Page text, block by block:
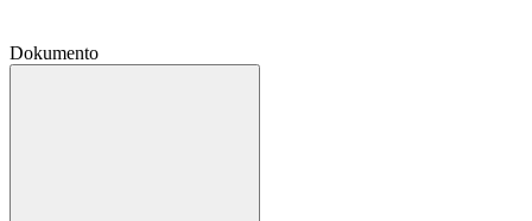
Dokumento